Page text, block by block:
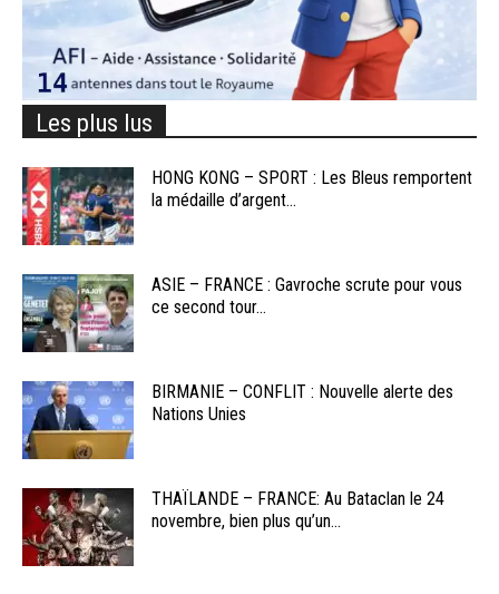
Les plus lus
HONG KONG – SPORT : Les Bleus remportent
la médaille d’argent...
ASIE – FRANCE : Gavroche scrute pour vous
ce second tour...
BIRMANIE – CONFLIT : Nouvelle alerte des
Nations Unies
THAÏLANDE – FRANCE: Au Bataclan le 24
novembre, bien plus qu’un...